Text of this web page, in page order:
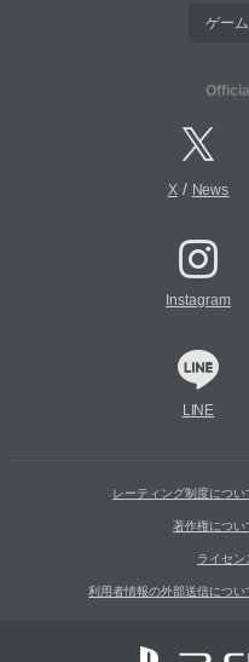
ゲー
X/ News
Instagram
LINE
レーティング制度につい
著作権につい
ライセン
利用者情報の外部送信につい